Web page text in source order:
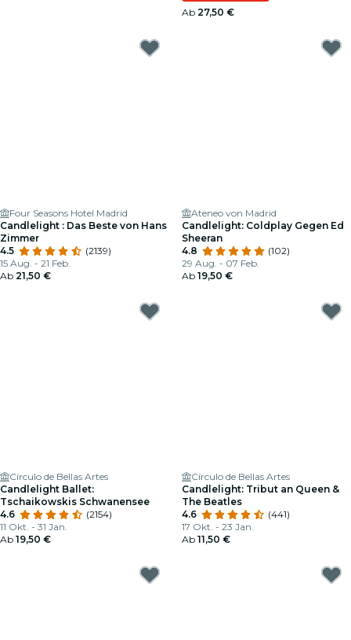
Ab 27,50 €
Four Seasons Hotel Madrid
Candlelight : Das Beste von Hans
Zimmer
4.5
(2139)
15 Aug. - 21 Feb.
Ab 21,50 €
Ateneo von Madrid
Candlelight: Coldplay Gegen Ed
Sheeran
4.8
(102)
29 Aug. - 07 Feb.
Ab 19,50 €
Círculo de Bellas Artes
Candlelight Ballet:
Tschaikowskis Schwanensee
4.6
(2154)
11 Okt. - 31 Jan.
Ab 19,50 €
Círculo de Bellas Artes
Candlelight: Tribut an Queen &
The Beatles
4.6
(441)
17 Okt. - 23 Jan.
Ab 11,50 €